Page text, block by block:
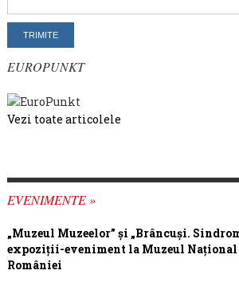
EUROPUNKT
Vezi toate articolele
EVENIMENTE »
„Muzeul Muzeelor” și „Brâncuși.
expoziții-eveniment la Muzeul Național
României